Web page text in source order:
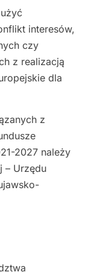
interesów,
czy
z realizacją
dla
z
2027 należy
– Urzędu